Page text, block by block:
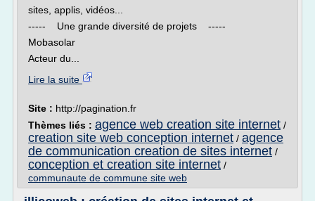
sites, applis, vidéos...
----- Une grande diversité de projets -----
Mobasolar
Acteur du...
Lire la suite
Site : http://pagination.fr
Thèmes liés : agence web creation site internet /
creation site web conception internet / agence
de communication creation de sites internet /
conception et creation site internet /
communaute de commune site web